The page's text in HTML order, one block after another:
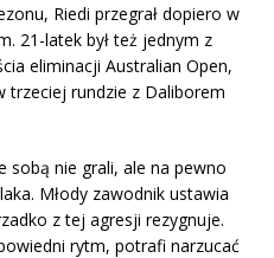
Riedi przegrał dopiero w
21-latek był też jednym z
eliminacji Australian Open,
trzeciej rundzie z Daliborem
sobą nie grali, ale na pewno
Młody zawodnik ustawia
z tej agresji rezygnuje.
rytm, potrafi narzucać